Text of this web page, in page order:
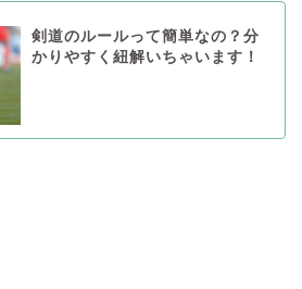
剣道のルールって簡単なの？分
かりやすく紐解いちゃいます！